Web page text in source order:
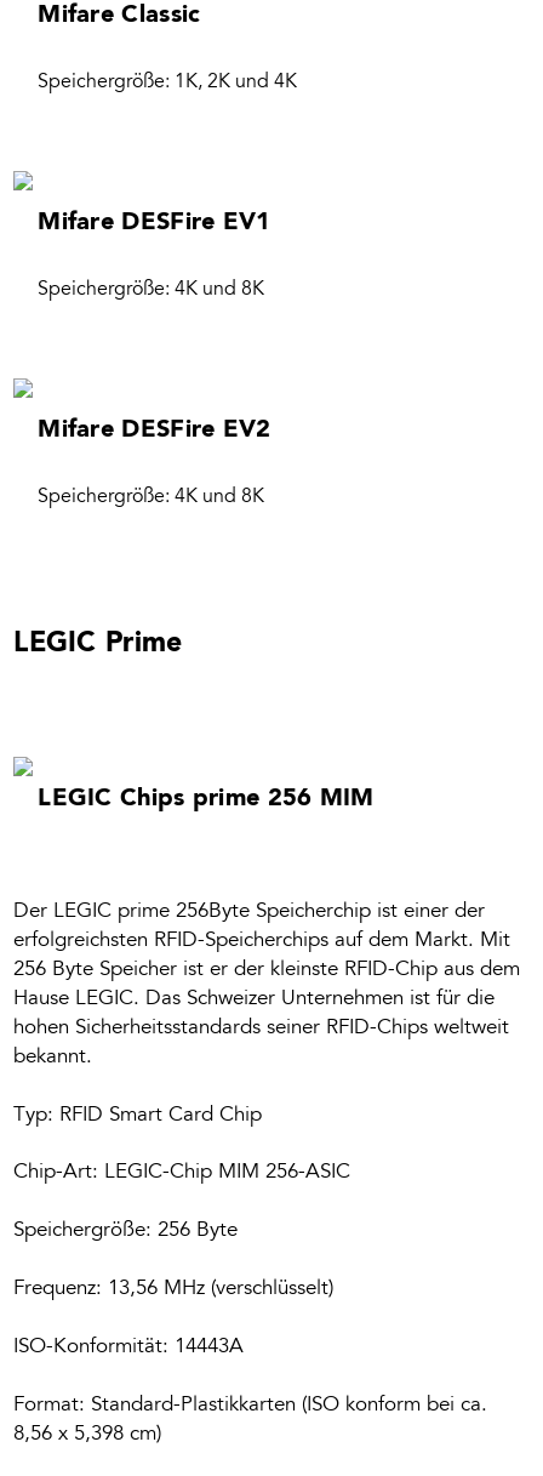
Mifare Classic
Speichergröße: 1K, 2K und 4K
Mifare DESFire EV1
Speichergröße: 4K und 8K
Mifare DESFire EV2
Speichergröße: 4K und 8K
LEGIC Prime
LEGIC Chips prime 256 MIM
Der LEGIC prime 256Byte Speicherchip ist einer der
erfolgreichsten RFID-Speicherchips auf dem Markt. Mit
256 Byte Speicher ist er der kleinste RFID-Chip aus dem
Hause LEGIC. Das Schweizer Unternehmen ist für die
hohen Sicherheitsstandards seiner RFID-Chips weltweit
bekannt.
Typ: RFID Smart Card Chip
Chip-Art: LEGIC-Chip MIM 256-ASIC
Speichergröße: 256 Byte
Frequenz: 13,56 MHz (verschlüsselt)
ISO-Konformität: 14443A
Format: Standard-Plastikkarten (ISO konform bei ca.
8,56 x 5,398 cm)